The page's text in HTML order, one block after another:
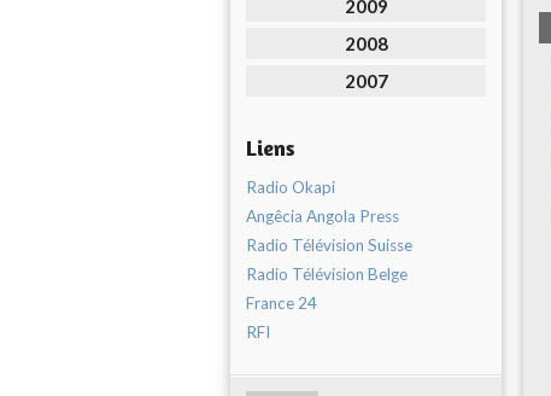
2009
2008
2007
Liens
Radio Okapi
Angêcia Angola Press
Radio Télévision Suisse
Radio Télévision Belge
France 24
RFI